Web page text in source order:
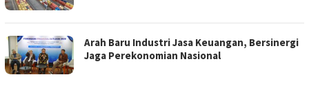
Arah Baru Industri Jasa Keuangan, Bersinergi
Jaga Perekonomian Nasional